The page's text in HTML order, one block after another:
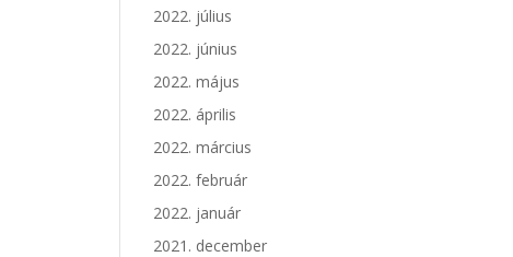
2022. július
2022. június
2022. május
2022. április
2022. március
2022. február
2022. január
2021. december